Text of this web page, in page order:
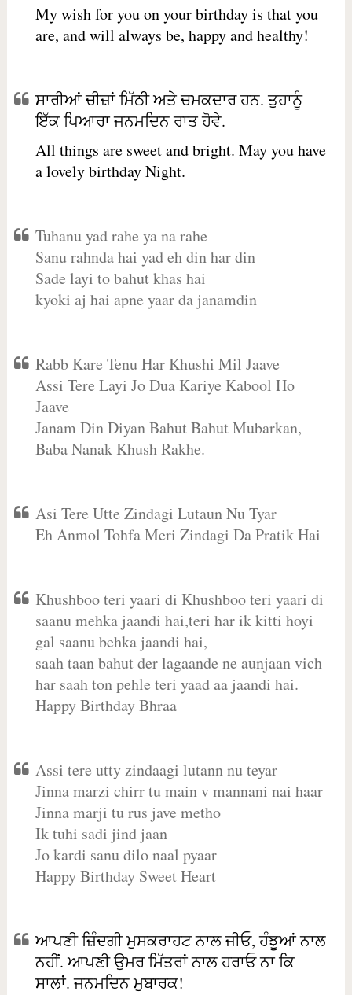
My wish for you on your birthday is that you
are, and will always be, happy and healthy!
ਸਾਰੀਆਂ ਚੀਜ਼ਾਂ ਮਿੱਠੀ ਅਤੇ ਚਮਕਦਾਰ ਹਨ. ਤੁਹਾਨੂੰ
ਇੱਕ ਪਿਆਰਾ ਜਨਮਦਿਨ ਰਾਤ ਹੋਵੇ.
All things are sweet and bright. May you have
a lovely birthday Night.
Tuhanu yad rahe ya na rahe
Sanu rahnda hai yad eh din har din
Sade layi to bahut khas hai
kyoki aj hai apne yaar da janamdin
Rabb Kare Tenu Har Khushi Mil Jaave
Assi Tere Layi Jo Dua Kariye Kabool Ho
Jaave
Janam Din Diyan Bahut Bahut Mubarkan,
Baba Nanak Khush Rakhe.
Asi Tere Utte Zindagi Lutaun Nu Tyar
Eh Anmol Tohfa Meri Zindagi Da Pratik Hai
Khushboo teri yaari di Khushboo teri yaari di
saanu mehka jaandi hai,teri har ik kitti hoyi
gal saanu behka jaandi hai,
saah taan bahut der lagaande ne aunjaan vich
har saah ton pehle teri yaad aa jaandi hai.
Happy Birthday Bhraa
Assi tere utty zindaagi lutann nu teyar
Jinna marzi chirr tu main v mannani nai haar
Jinna marji tu rus jave metho
Ik tuhi sadi jind jaan
Jo kardi sanu dilo naal pyaar
Happy Birthday Sweet Heart
ਆਪਣੀ ਜ਼ਿੰਦਗੀ ਮੁਸਕਰਾਹਟ ਨਾਲ ਜੀਓ, ਹੰਝੂਆਂ ਨਾਲ
ਨਹੀਂ. ਆਪਣੀ ਉਮਰ ਮਿੱਤਰਾਂ ਨਾਲ ਹਰਾਓ ਨਾ ਕਿ
ਸਾਲਾਂ. ਜਨਮਦਿਨ ਮੁਬਾਰਕ!